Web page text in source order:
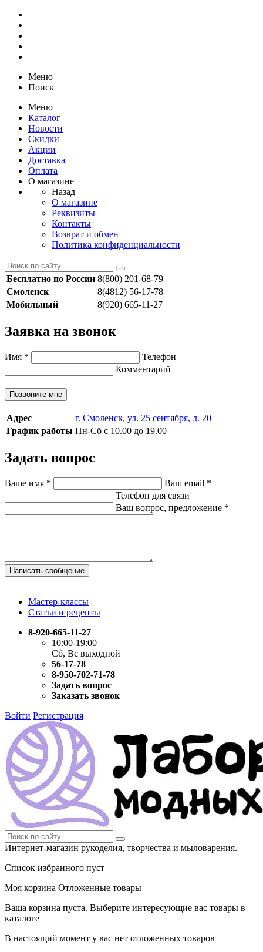
Меню
Поиск
Меню
Каталог
Новости
Скидки
Акции
Доставка
Оплата
О магазине
Назад
О магазине
Реквизиты
Контакты
Возврат и обмен
Политика конфиденциальности
Бесплатно по России 8(800) 201-68-79
Смоленск
8(4812) 56-17-78
Мобильный
8(920) 665-11-27
Заявка на звонок
Имя *
Телефон
Комментарий
Позвоните мне
Адрес
г. Смоленск, ул. 25 сентября, д. 20
График работы Пн-Сб с 10.00 до 19.00
Задать вопрос
Ваше имя * Ваш email *
Телефон для связи
Ваш вопрос, предложение *
Написать сообщение
Мастер-классы
Статьи и рецепты
8-920-665-11-27
10:00-19:00
Сб, Вс выходной
56-17-78
8-950-702-71-78
Задать вопрос
Заказать звонок
Войти Регистрация
Интернет-магазин рукоделия, творчества и мыловарения.
Список избранного пуст
Моя корзина Отложенные товары
Ваша корзина пуста. Выберите интересующие вас товары в
каталоге
В настоящий момент у вас нет отложенных товаров